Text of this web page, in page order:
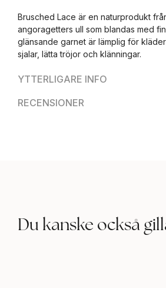
YTTERLIGARE INFO
RECENSIONER
Brusched Lace är en naturprodukt
angoragetters ull som blandas med
glänsande garnet är lämplig för
sjalar, lätta tröjor och klänningar.
Du kanske också